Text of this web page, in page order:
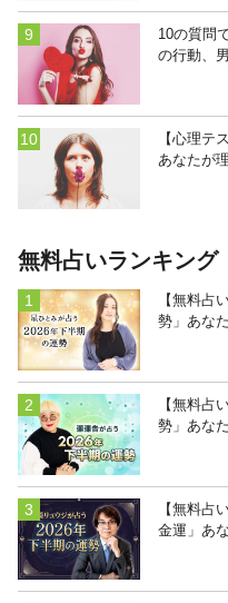
10の質問
の行動、
【心理テ
あなたが
無料占いランキング
【無料占
勢」あな
【無料占
勢」あな
【無料占
金運」あ